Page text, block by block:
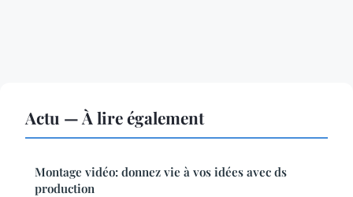
Actu — À lire également
Montage vidéo: donnez vie à vos idées avec ds
production